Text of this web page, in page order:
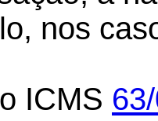
nos
ICMS